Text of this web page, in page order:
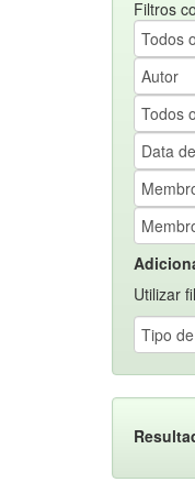
Filtros
Utilizar